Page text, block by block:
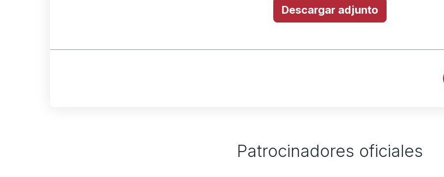
Descargar adjunto
Patrocinadores oficiales